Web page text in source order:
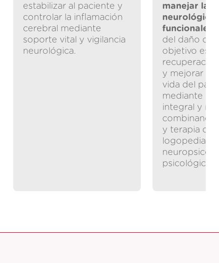
estabilizar al paciente y
controlar la inflamación
cerebral mediante
soporte vital y vigilancia
neurológica.
manejar las
funcionales
del daño
objetivo es
y mejorar la
vida del
mediante un
integral y
combinando
y terapia
logopedia,
psicológico/